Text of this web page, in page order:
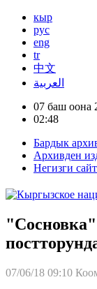
кыр
рус
eng
tr
中文
العربية
07 баш оона
02:48
Бардык
Архивден
Негизги
07/06/18 09:10